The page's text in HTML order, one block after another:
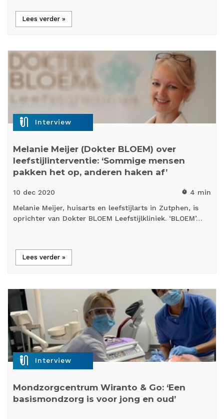
Lees verder »
mic_external_on Interview
Melanie Meijer (Dokter BLOEM) over
leefstijlinterventie: ‘Sommige mensen
pakken het op, anderen haken af’
10 dec 2020 timer 4 min
Melanie Meijer, huisarts en leefstijlarts in Zutphen, is
oprichter van Dokter BLOEM Leefstijlkliniek. ‘BLOEM’…
Lees verder »
mic_external_on Interview
Mondzorgcentrum Wiranto & Go: ‘Een
basismondzorg is voor jong en oud’